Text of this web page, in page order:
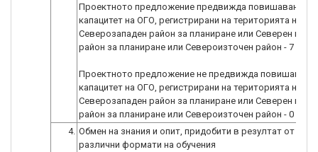
Проектното предложение предвижда повишаване на
капацитет на ОГО, регистрирани на територията на
Северозападен район за планиране или Северен
район за планиране или Североизточен район - 7 т.
Проектното предложение не предвижда повишаване
капацитет на ОГО, регистрирани на територията на
Северозападен район за планиране или Северен
4. Обмен на знания и опит, придобити в резултат от
различни формати на обучения